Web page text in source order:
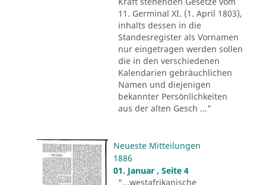
11. Germinal XI. (1. April 1803),
inhalts dessen in die
Standesregister als Vornamen
nur eingetragen werden sollen
die in den verschiedenen
Kalendarien gebräuchlichen
Namen und diejenigen
bekannter Persönlichkeiten
aus der alten Gesch ..."
Neueste Mitteilungen
1886
01. Januar , Seite 4
"...westafrikanische